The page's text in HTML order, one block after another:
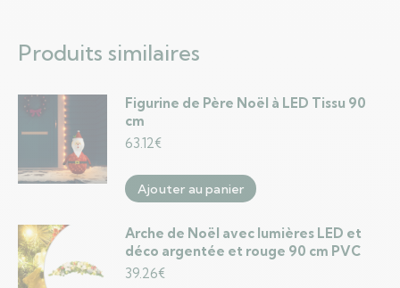
Produits similaires
Figurine de Père Noël à LED Tissu 90
cm
63.12€
Ajouter au panier
Arche de Noël avec lumières LED et
déco argentée et rouge 90 cm PVC
39.26€